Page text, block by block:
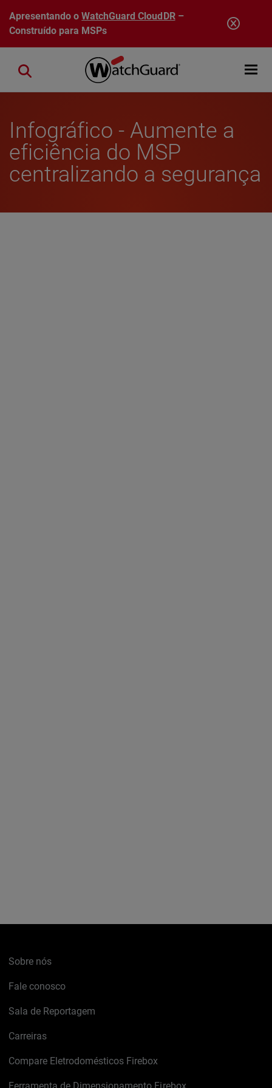
Pular para o conteúdo principal
Apresentando oWatchGuard CloudDR–
Construído para MSPs
Open
Close search
Infográfico - Aumente a
eficiência do MSP
centralizando a segurança
Sobre nós
Fale conosco
Sala de Reportagem
Carreiras
Compare Eletrodomésticos Firebox